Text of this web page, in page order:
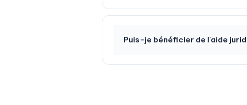
Puis-je bénéficier de l'aide